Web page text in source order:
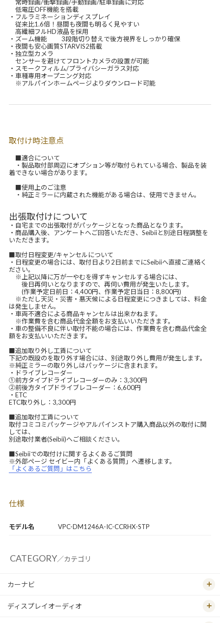
モデル名 VPC-DM1246A-IC-CCRHX-STP
常時録画/衝撃録画/手動録画/駐車録画に対応
低電圧OFF機能を搭載
・フルラミネーションディスプレイ
従来比1.6倍！昼間も夜間も明るく見やすい
高繊細フルHD液晶を採用
・ズーム機能 3段階切り替えで後方視界をしっかり確保
・夜間も安心画質STARVIS2搭載
・独立型カメラ
センサーを避けてフロントカメラの設置が可能
・スモークフィルム/プライバシーガラス対応
・車種専用オープニング対応
※アルパインホームページよりダウンロード可能
取付け時注意点
■適合について
・製品取付部周辺にオプション等が取付られている場合、製品を装
着できない場合があります。
■使用上のご注意
・純正ミラーに内蔵された機能がある場合は、使用できません。
出張取付けについて
・自宅までの出張取付がパッケージとなった商品となります。
・商品購入後、アンケートへご回答いただき、Seibiiと別途日程調整を
いただきます。
■取付日程変更/キャンセルについて
・日程変更の場合には、取付日より2日前までにSeibiiへ直接ご連絡く
ださい。
※上記以降に万が一やむを得ずキャンセルする場合には、
後日再伺いとなりますので、再伺い費用が発生いたします。
(作業予定日前日：4,400円、作業予定日当日：8,800円)
※ただし天災・災害・悪天候による日程変更につきましては、料金
は発生しません。
・車両不適合による商品キャンセルは出来かねます。
※作業費を含む商品代金全額をお支払いいただきます。
・車の整備不良に伴い取付不能の場合には、作業費を含む商品代金全
額をお支払いいただきます。
■追加取り外し工賃について
下記の既設のを取り外す場合には、別途取り外し費用が発生します。
※純正ミラーの取り外しはパッケージに含まれます。
・ドライブレコーダー
①前方タイプドライブレコーダーのみ：3,300円
②前後方タイプドライブレコーダー：6,600円
・ETC
ETC取り外し：3,300円
■追加取付工賃について
取付コミコミパッケージやアルパインストア購入商品以外の取付に関
しては、
別途取付業者(Seibii)へご相談ください。
■Seibiiでの取付けに関するよくあるご質問
※外部ページ セイビー内「よくある質問」へ遷移します。
「よくあるご質問」はこちら
仕様
CATEGORY／カテゴリ
カーナビ
ディスプレイオーディオ